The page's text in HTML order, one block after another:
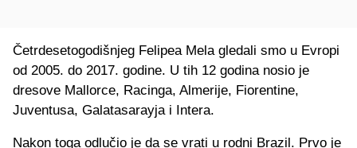
Četrdesetogodišnjeg Felipea Mela gledali smo u Evropi
od 2005. do 2017. godine. U tih 12 godina nosio je
dresove Mallorce, Racinga, Almerije, Fiorentine,
Juventusa, Galatasarayja i Intera.
Nakon toga odlučio je da se vrati u rodni Brazil. Prvo je